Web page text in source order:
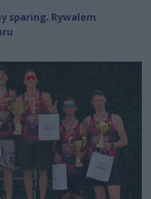
sparing. Rywalem